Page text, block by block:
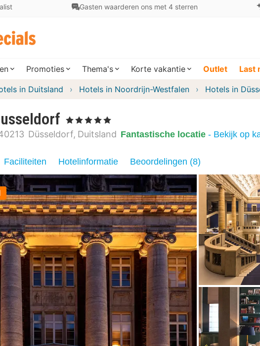
Gasten waarderen ons met 4 sterren
Promoties Thema's Korte vakantie Outlet Last
in Duitsland Hotels in Noordrijn-Westfalen Hotels in
, 5 Sterren
Düsseldorf Duitsland Fantastische locatie - Bekijk op
Faciliteiten Hotelinformatie Beoordelingen (8)